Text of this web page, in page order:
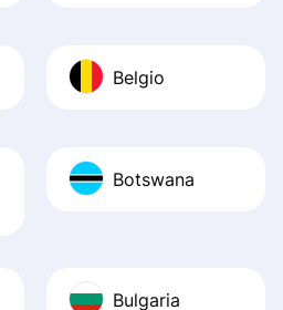
Belgio
Botswana
Bulgaria